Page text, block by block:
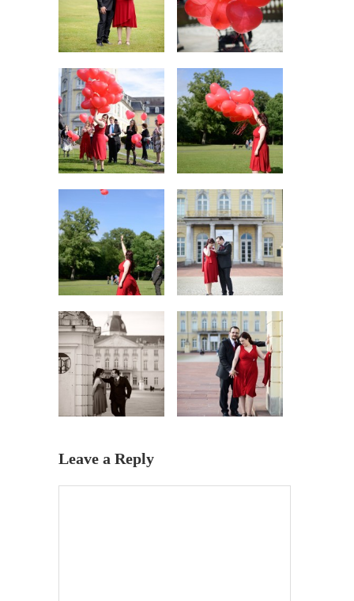
Leave a Reply